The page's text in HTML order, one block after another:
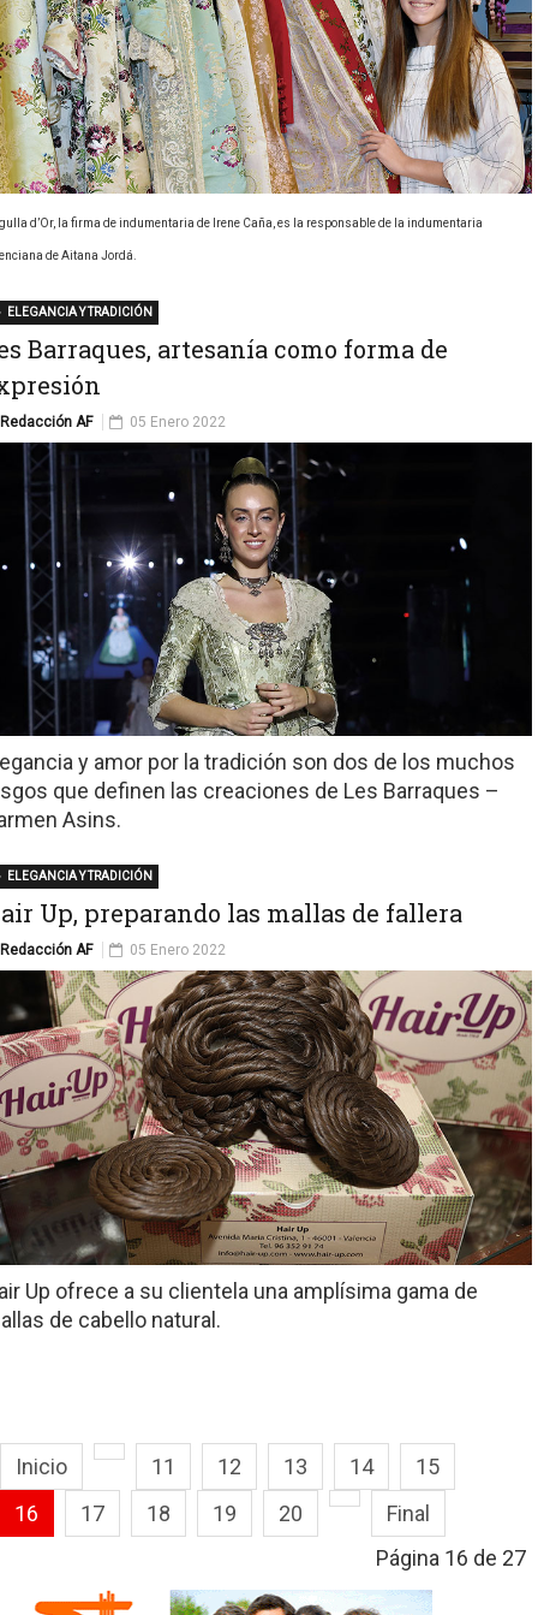
d’Or, la firma de indumentaria de Irene Caña, es la responsable de la indumentaria
de Aitana Jordá.
Barraques, artesanía como forma de
Redacción AF
ELEGANCIA Y TRADICIÓN
05 Enero 2022
y amor por la tradición son dos de los muchos
que definen las creaciones de Les Barraques –
Asins.
Up, preparando las mallas de fallera
Redacción AF
ELEGANCIA Y TRADICIÓN
05 Enero 2022
Up ofrece a su clientela una amplísima gama de
de cabello natural.
Inicio 11 12 13 14
15
16
17 18 19 20
Final
Página 16 de 27